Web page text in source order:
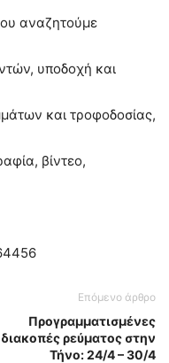
αναζητούμε
υποδοχή και
και τροφοδοσίας,
βίντεο,
Επόμενο άρθρο
Προγραμματισμένες
διακοπές ρεύματος στην
Τήνο: 24/4 – 30/4